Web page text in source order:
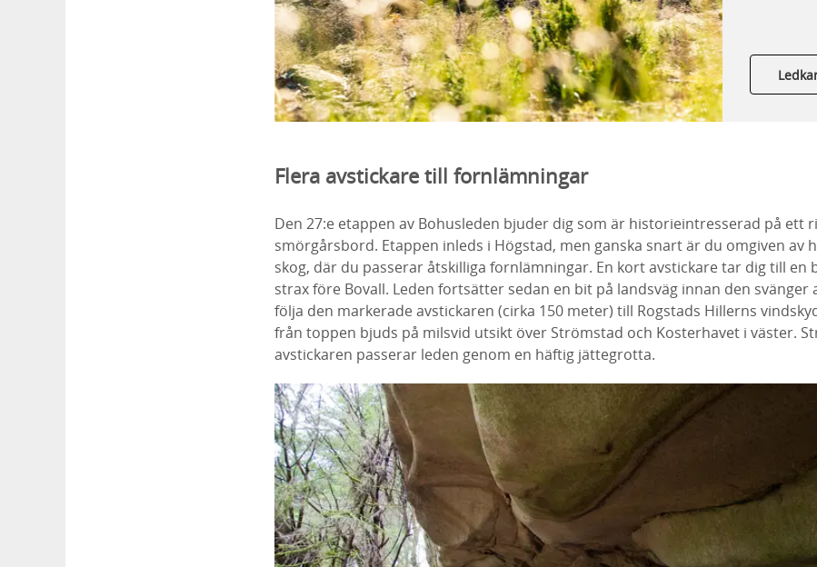
Flera avstickare till fornlämningar
Den 27:e etappen av Bohusleden bjuder dig som är historieintresserad på ett
smörgårsbord. Etappen inleds i Högstad, men ganska snart är du omgiven av
skog, där du passerar åtskilliga fornlämningar. En kort avstickare tar dig till en
strax före Bovall. Leden fortsätter sedan en bit på landsväg innan den svänger
följa den markerade avstickaren (cirka 150 meter) till Rogstads Hillerns
från toppen bjuds på milsvid utsikt över Strömstad och Kosterhavet i väster.
avstickaren passerar leden genom en häftig jättegrotta.